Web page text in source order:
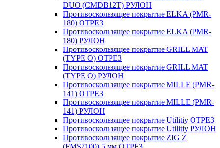
DUO (CMDB12T) РУЛОН
Противоскользящее покрытие ELKA (PMR-
180) ОТРЕЗ
Противоскользящее покрытие ELKA (PMR-
180) РУЛОН
Противоскользящее покрытие GRILL MAT
(TYPE O) ОТРЕЗ
Противоскользящее покрытие GRILL MAT
(TYPE O) РУЛОН
Противоскользящее покрытие MILLE (PMR-
141) ОТРЕЗ
Противоскользящее покрытие MILLE (PMR-
141) РУЛОН
Противоскользящее покрытие Utilitiy ОТРЕЗ
Противоскользящее покрытие Utilitiy РУЛОН
Противоскользящее покрытие ZIG Z